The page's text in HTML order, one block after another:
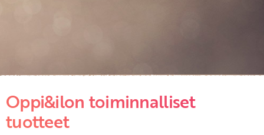
Oppi&ilon toiminnalliset
tuotteet